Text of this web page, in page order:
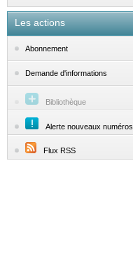
Les actions
Abonnement
Demande d'informations
Bibliothèque
Alerte nouveaux numéros
Flux RSS